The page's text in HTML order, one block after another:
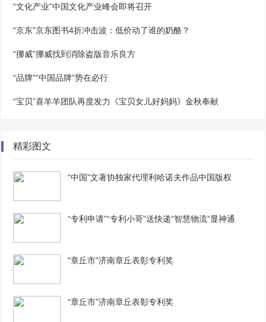
“文化产业”中国文化产业峰会即将召开
“京东”京东图书4折冲击波：低价动了谁的奶酪？
“挪威”挪威找到消除盗版音乐良方
“品牌”“中国品牌”势在必行
“宝贝”喜羊羊团队再度发力《宝贝女儿好妈妈》金秋奉献
精彩图文
“中国”文著协独家代理利哈诺夫作品中国版权
“专利申请”“专利小哥”送快递“智慧物流”显神通
“章丘市”济南章丘表彰专利奖
“章丘市”济南章丘表彰专利奖